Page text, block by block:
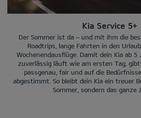
Kia Service 5+
Der Sommer ist da – und mit ihm die
Roadtrips, lange Fahrten in den
Wochenendausflüge. Damit dein Kia ab 5
zuverlässig läuft wie am ersten Tag,
passgenau, fair und auf die
abgestimmt. So bleibt dein Kia ein treuer
Sommer, sondern das ganze